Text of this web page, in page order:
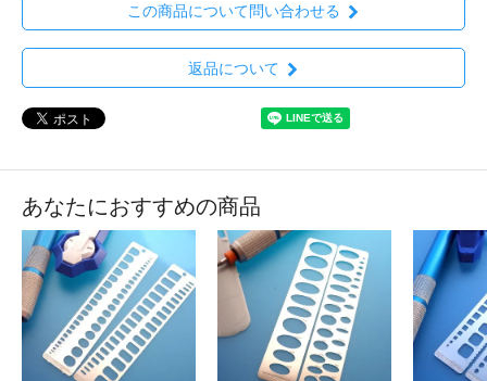
この商品について問い合わせる
返品について
あなたにおすすめの商品